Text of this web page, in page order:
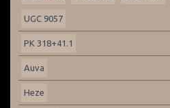
UGC 9057
PK 318+41.1
Auva
Heze